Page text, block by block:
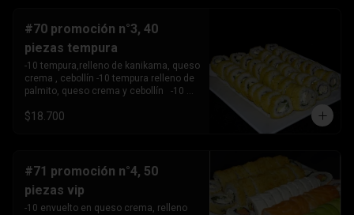
kanikama, queso crema
   y cebollín .
#70 promoción n°3, 40
piezas tempura
-10 tempura,relleno de kanikama, queso
crema , cebollín -10 tempura relleno de
palmito, queso crema y cebollín   -10
crema y
$18.700
#71 promoción n°4, 50
piezas vip
-10 envuelto en queso crema, relleno